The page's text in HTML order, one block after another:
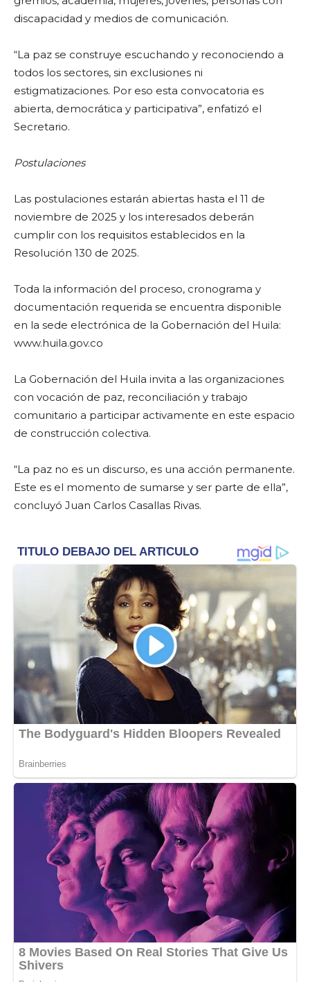
discapacidad y medios de comunicación.
“La paz se construye escuchando y reconociendo a
todos los sectores, sin exclusiones ni
estigmatizaciones. Por eso esta convocatoria es
abierta, democrática y participativa”, enfatizó el
Secretario.
Postulaciones
Las postulaciones estarán abiertas hasta el 11 de
noviembre de 2025 y los interesados deberán
cumplir con los requisitos establecidos en la
Resolución 130 de 2025.
Toda la información del proceso, cronograma y
documentación requerida se encuentra disponible
en la sede electrónica de la Gobernación del Huila:
www.huila.gov.co
La Gobernación del Huila invita a las organizaciones
con vocación de paz, reconciliación y trabajo
comunitario a participar activamente en este espacio
de construcción colectiva.
“La paz no es un discurso, es una acción permanente.
Este es el momento de sumarse y ser parte de ella”,
concluyó Juan Carlos Casallas Rivas.